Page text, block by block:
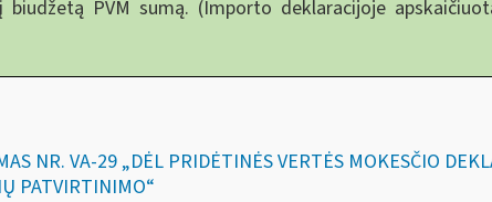
PVM sumą. (Importo deklaracijoje
NR. VA-29 „DĖL PRIDĖTINĖS VERTĖS MOKESČIO
PATVIRTINIMO“